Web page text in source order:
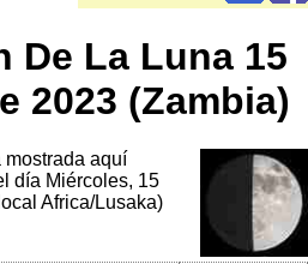
De La Luna 15
2023 (Zambia)
mostrada aquí
día Miércoles, 15
Africa/Lusaka)